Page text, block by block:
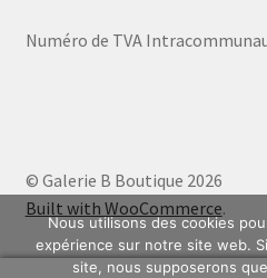
Numéro de TVA
© Galerie B Boutique 2026
Built with WooCommerce.
Nous utilisons des cookies
expérience sur notre site web.
site, nous supposerons